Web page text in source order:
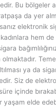
Bu bölgeler
da yer
elektronik
hem
ya da
Siz de
içinde
yaşam elde